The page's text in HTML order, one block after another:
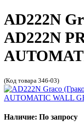
AD222N
AD222N
(Код товара 346-03)
Наличие: По запросу